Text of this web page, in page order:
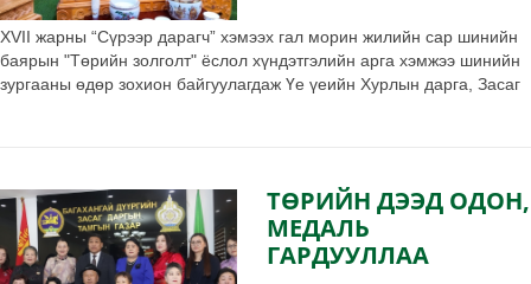
XVII жарны “Сүрээр дарагч” хэмээх гал морин жилийн сар шинийн
баярын "Төрийн золголт" ёслол хүндэтгэлийн арга хэмжээ шинийн
зургааны өдөр зохион байгуулагдаж Үе үеийн Хурлын дарга, Засаг
ТӨРИЙН ДЭЭД ОДОН,
МЕДАЛЬ
ГАРДУУЛЛАА